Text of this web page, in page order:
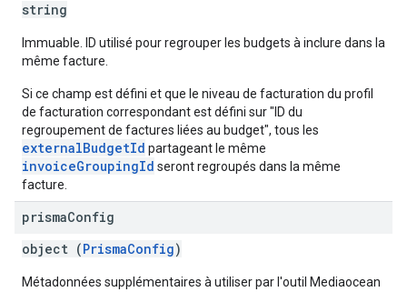
string
Immuable. ID utilisé pour regrouper les budgets à inclure dans la
même facture.
Si ce champ est défini et que le niveau de facturation du profil
de facturation correspondant est défini sur "ID du
regroupement de factures liées au budget", tous les
externalBudgetId partageant le même
invoiceGroupingId seront regroupés dans la même
facture.
prismaConfig
object (PrismaConfig)
Métadonnées supplémentaires à utiliser par l'outil Mediaocean